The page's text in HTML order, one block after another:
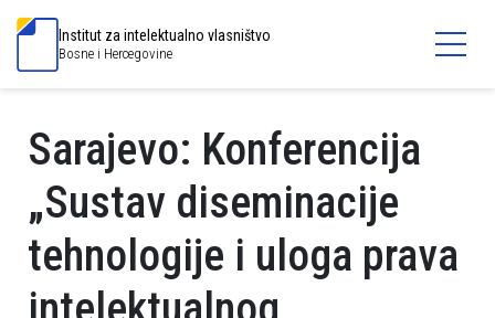
Institut za intelektualno vlasništvo
Bosne i Hercegovine
Sarajevo: Konferencija
„Sustav diseminacije
tehnologije i uloga prava